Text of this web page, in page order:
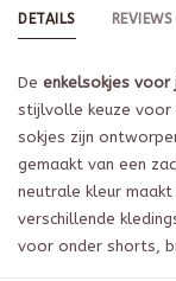
DETAILS REVIEWS
De enkelsokjes voor
stijlvolle keuze voor
sokjes zijn
gemaakt van een
neutrale kleur
verschillende
voor onder shorts,